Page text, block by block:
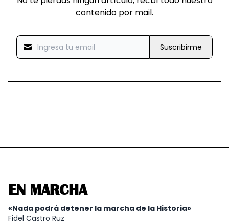
contenido por mail.
Suscribirme
EN MARCHA
«Nada podrá detener la marcha de la Historia»
Fidel Castro Ruz